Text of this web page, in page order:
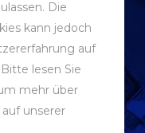
Die
kann jedoch
auf
lesen Sie
mehr über
unserer